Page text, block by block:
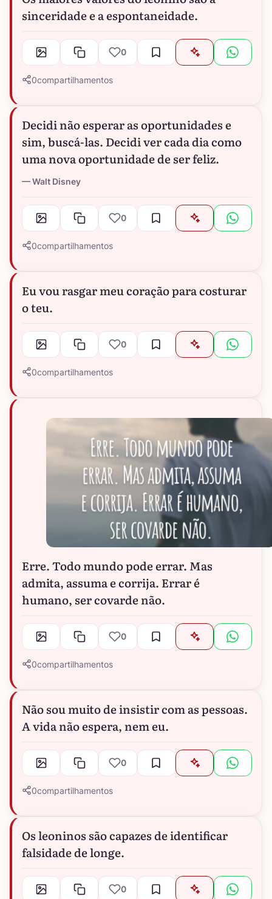
sinceridade e a espontaneidade.
0
0compartilhamentos
Decidi não esperar as oportunidades e
sim, buscá-las. Decidi ver cada dia como
uma nova oportunidade de ser feliz.
Walt Disney
0
0compartilhamentos
Eu vou rasgar meu coração para costurar
o teu.
0
0compartilhamentos
Erre. Todo mundo pode errar. Mas
admita, assuma e corrija. Errar é
humano, ser covarde não.
0
0compartilhamentos
Não sou muito de insistir com as pessoas.
A vida não espera, nem eu.
0
0compartilhamentos
Os leoninos são capazes de identificar
falsidade de longe.
0